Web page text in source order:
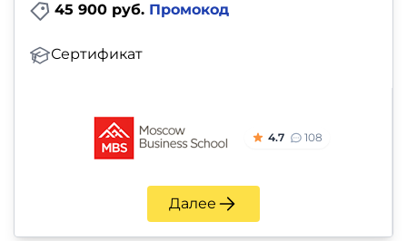
45 900 руб. Промокод
Сертификат
4.7 108
Далее